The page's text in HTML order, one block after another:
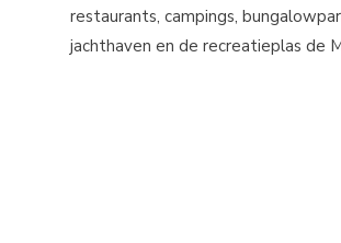
restaurants, campings,
jachthaven en de recreatieplas de